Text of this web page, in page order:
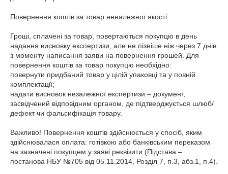
Повернення коштів за товар неналежної якості
Гроші, сплачені за товар, повертаються покупцю в день
надання висновку експертизи, але не пізніше ніж через 7 днів
з моменту написання заяви на повернення грошей. Для
повернення коштів за товар покупцю необхідно:
повернути придбаний товар у цілій упаковці та у повній
комплектації;
надати висновок незалежної експертизи – документ,
засвідчений відповідним органом, де підтверджується шлюб/
дефект чи фальсифікація товару.
Важливо! Повернення коштів здійснюється у спосіб, яким
здійснювалася оплата: готівкою або банківським переказом
на зазначені покупцем у заяві реквізити (Підстава –
постанова НБУ №705 від 05.11.2014, Розділ 7, п.3, абз.1, п.4).